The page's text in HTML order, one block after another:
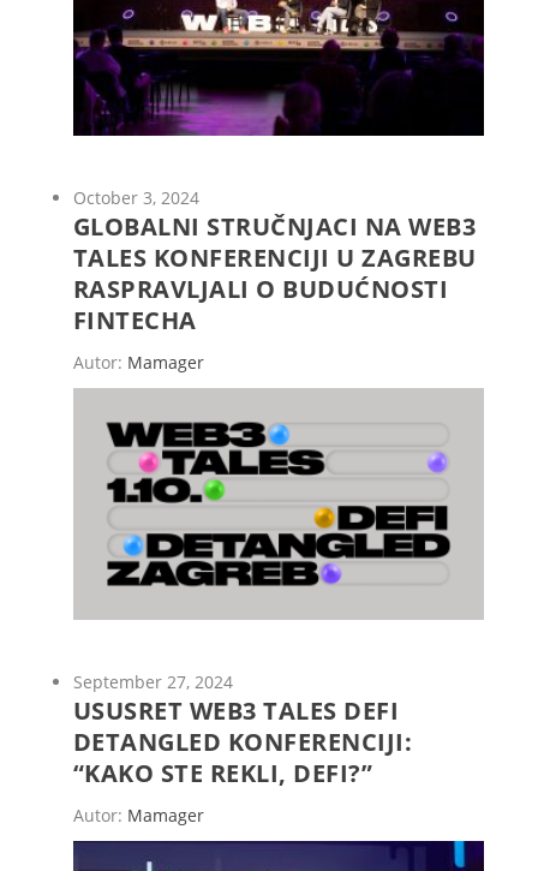
October 3, 2024
GLOBALNI STRUČNJACI NA WEB3
TALES KONFERENCIJI U ZAGREBU
RASPRAVLJALI O BUDUĆNOSTI
FINTECHA
Autor: Mamager
September 27, 2024
USUSRET WEB3 TALES DEFI
DETANGLED KONFERENCIJI:
“KAKO STE REKLI, DEFI?”
Autor: Mamager